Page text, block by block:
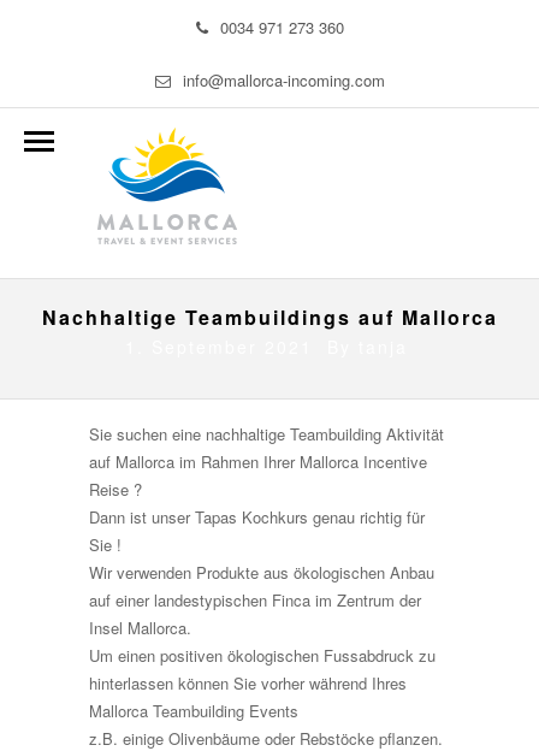
0034 971 273 360
info@mallorca-incoming.com
Nachhaltige Teambuildings auf Mallorca
Sie suchen eine nachhaltige Teambuilding Aktivität
auf Mallorca im Rahmen Ihrer Mallorca Incentive
Reise ?
Dann ist unser Tapas Kochkurs genau richtig für
Sie !
Wir verwenden Produkte aus ökologischen Anbau
auf einer landestypischen Finca im Zentrum der
Insel Mallorca.
Um einen positiven ökologischen Fussabdruck zu
hinterlassen können Sie vorher während Ihres
Mallorca Teambuilding Events
z.B. einige Olivenbäume oder Rebstöcke pflanzen.